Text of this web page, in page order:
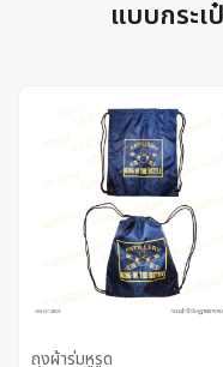
แบบกระเ
ถุงผ้าร่มหูรูด